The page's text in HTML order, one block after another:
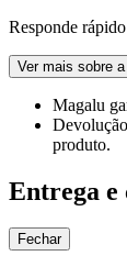
Responde rápido
Ver mais sobre
Magalu
produto.
Entrega
Fechar